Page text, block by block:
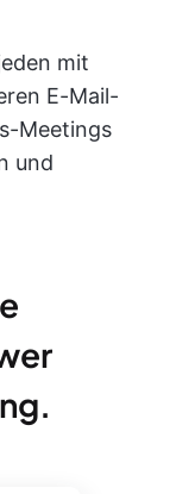
mit
E-Mail-
Meetings
und